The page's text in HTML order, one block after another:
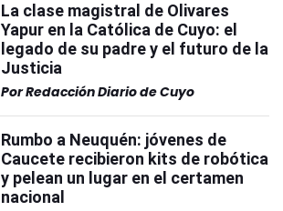
La clase magistral de Olivares
Yapur en la Católica de Cuyo: el
legado de su padre y el futuro de la
Justicia
PorRedacción Diario de Cuyo
Rumbo a Neuquén: jóvenes de
Caucete recibieron kits de robótica
y pelean un lugar en el certamen
nacional